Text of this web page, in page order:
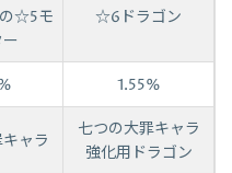
☆5モ
☆6ドラゴン
1.55%
ャラ
七つの大罪キャラ
強化用ドラゴン